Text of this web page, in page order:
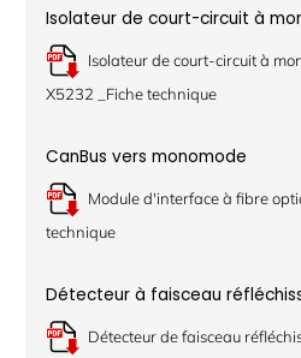
Isolateur de court-circuit à
Isolateur de court-circuit à
X5232 _Fiche technique
CanBus vers monomode
Module d'interface à fibre
technique
Détecteur à faisceau
Détecteur de faisceau